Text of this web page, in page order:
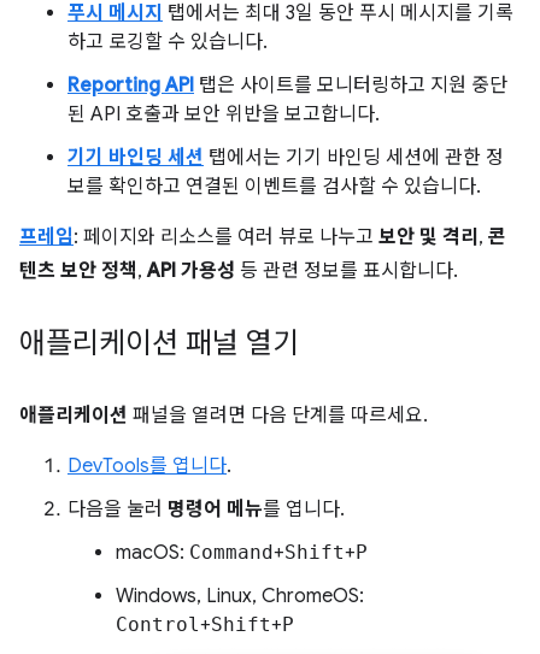
푸시 메시지 탭에서는 최대 3일 동안 푸시 메시지를 기록
하고 로깅할 수 있습니다.
Reporting API 탭은 사이트를 모니터링하고 지원 중단
된 API 호출과 보안 위반을 보고합니다.
기기 바인딩 세션 탭에서는 기기 바인딩 세션에 관한 정
보를 확인하고 연결된 이벤트를 검사할 수 있습니다.
프레임: 페이지와 리소스를 여러 뷰로 나누고 보안 및 격리 , 콘
텐츠 보안 정책,API 가용성 등 관련 정보를 표시합니다.
애플리케이션 패널 열기
애플리케이션 패널을 열려면 다음 단계를 따르세요.
DevTools를 엽니다.
다음을 눌러 명령어 메뉴를 엽니다.
macOS: Command+Shift+P
Windows, Linux, ChromeOS:
Control+Shift+P